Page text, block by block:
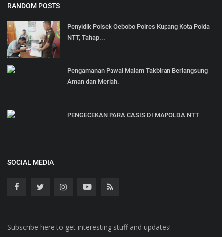
RANDOM POSTS
Penyidik Polsek Oebobo Polres Kupang Kota Polda
NTT, Tahap...
Pengamanan Pawai Malam Takbiran Berlangsung
Aman dan Meriah.
PENGECEKAN PARA CASIS DI MAPOLDA NTT
SOCIAL MEDIA
Subscribe here to get interesting stuff and updates!